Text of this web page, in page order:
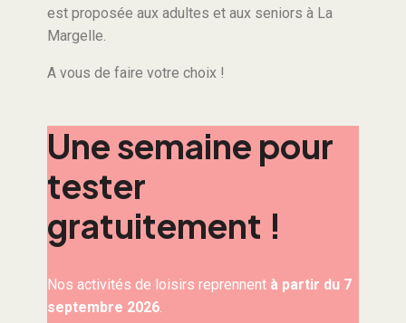
est proposée aux adultes et aux seniors à La
Margelle.
A vous de faire votre choix !
Une semaine pour
tester
gratuitement !
Nos activités de loisirs reprennent à partir du 7
septembre 2026